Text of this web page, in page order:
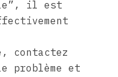
il est
contactez
problème et